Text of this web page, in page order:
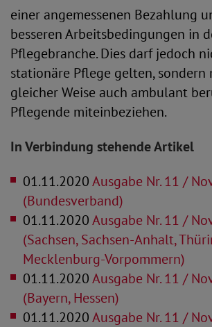
einer angemessenen Bezahlung
besseren Arbeitsbedingungen in
Pflegebranche. Dies darf jedoch
stationäre Pflege gelten, sondern
gleicher Weise auch ambulant
Pflegende miteinbeziehen.
In Verbindung stehende Artikel
01.11.2020Ausgabe Nr. 11 /
(Bundesverband)
01.11.2020Ausgabe Nr. 11 /
(Sachsen, Sachsen-Anhalt,
Mecklenburg-Vorpommern)
01.11.2020Ausgabe Nr. 11 /
(Bayern, Hessen)
01.11.2020Ausgabe Nr. 11 /